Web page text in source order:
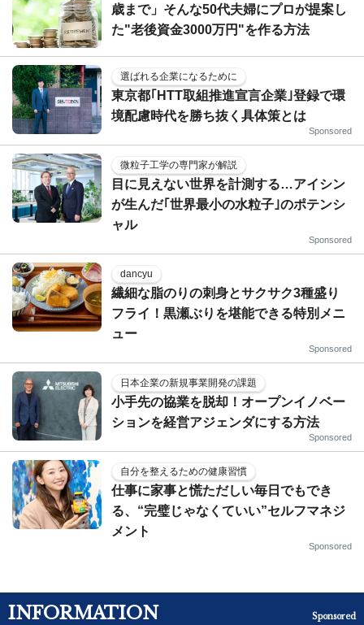
歳まで」そんな50代夫婦にプロが提案し
た"老後資金3000万円"を作る方法
選ばれる企業になるために
東京都｢HTT取組推進宣言企業｣登録で環
境配慮時代を勝ち抜く具体策とは
Sponsored
微粒子工学の専門家が解説
目に見えない世界を計測する…アイシン
が生んだ｢世界最小の水粒子｣のポテンシ
ャル
Sponsored
dancyu
繊細な脂のりの刺身とサクサク3種盛り
フライ！黒瀬ぶりを堪能できる特別メニ
ュー
Sponsored
日本企業の新規事業開発の課題
小手先の協業を脱却！オープンイノベー
ションを経営アジェンダにする方法
Sponsored
自分を整えるための健康習慣
仕事に家事と慌ただしい毎日でもでき
る、“完璧じゃなくていい”セルフマネジ
メント
Sponsored
INFORMATION Sponsored